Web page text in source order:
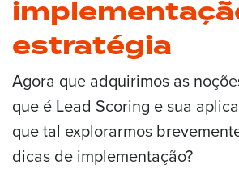
estratégia
Agora que adquirimos as
que é Lead Scoring e sua
que tal explorarmos
dicas de implementação?